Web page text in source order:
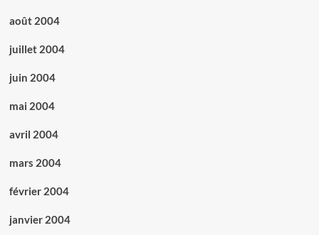
août 2004
juillet 2004
juin 2004
mai 2004
avril 2004
mars 2004
février 2004
janvier 2004